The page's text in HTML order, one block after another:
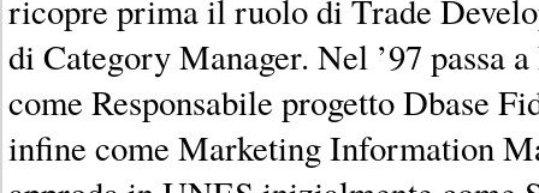
ricopre prima il ruolo di Trade
di Category Manager. Nel ’97 passa
come Responsabile progetto Dbase
infine come Marketing Information